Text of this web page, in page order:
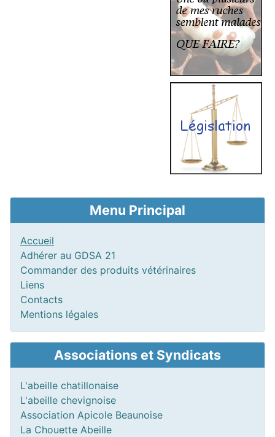
Menu Principal
Accueil
Adhérer au GDSA 21
Commander des produits vétérinaires
Liens
Contacts
Mentions légales
Associations et Syndicats
L'abeille chatillonaise
L'abeille chevignoise
Association Apicole Beaunoise
La Chouette Abeille